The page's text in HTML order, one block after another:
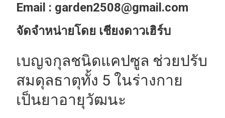
Email : garden2508@gmail.com
จัดจำหน่ายโดย เชียงดาวเฮิร์บ
เบญจกุลชนิดแคปซูล ช่วยปรับ
สมดุลธาตุทั้ง 5 ในร่างกาย
เป็นยาอายุวัฒนะ